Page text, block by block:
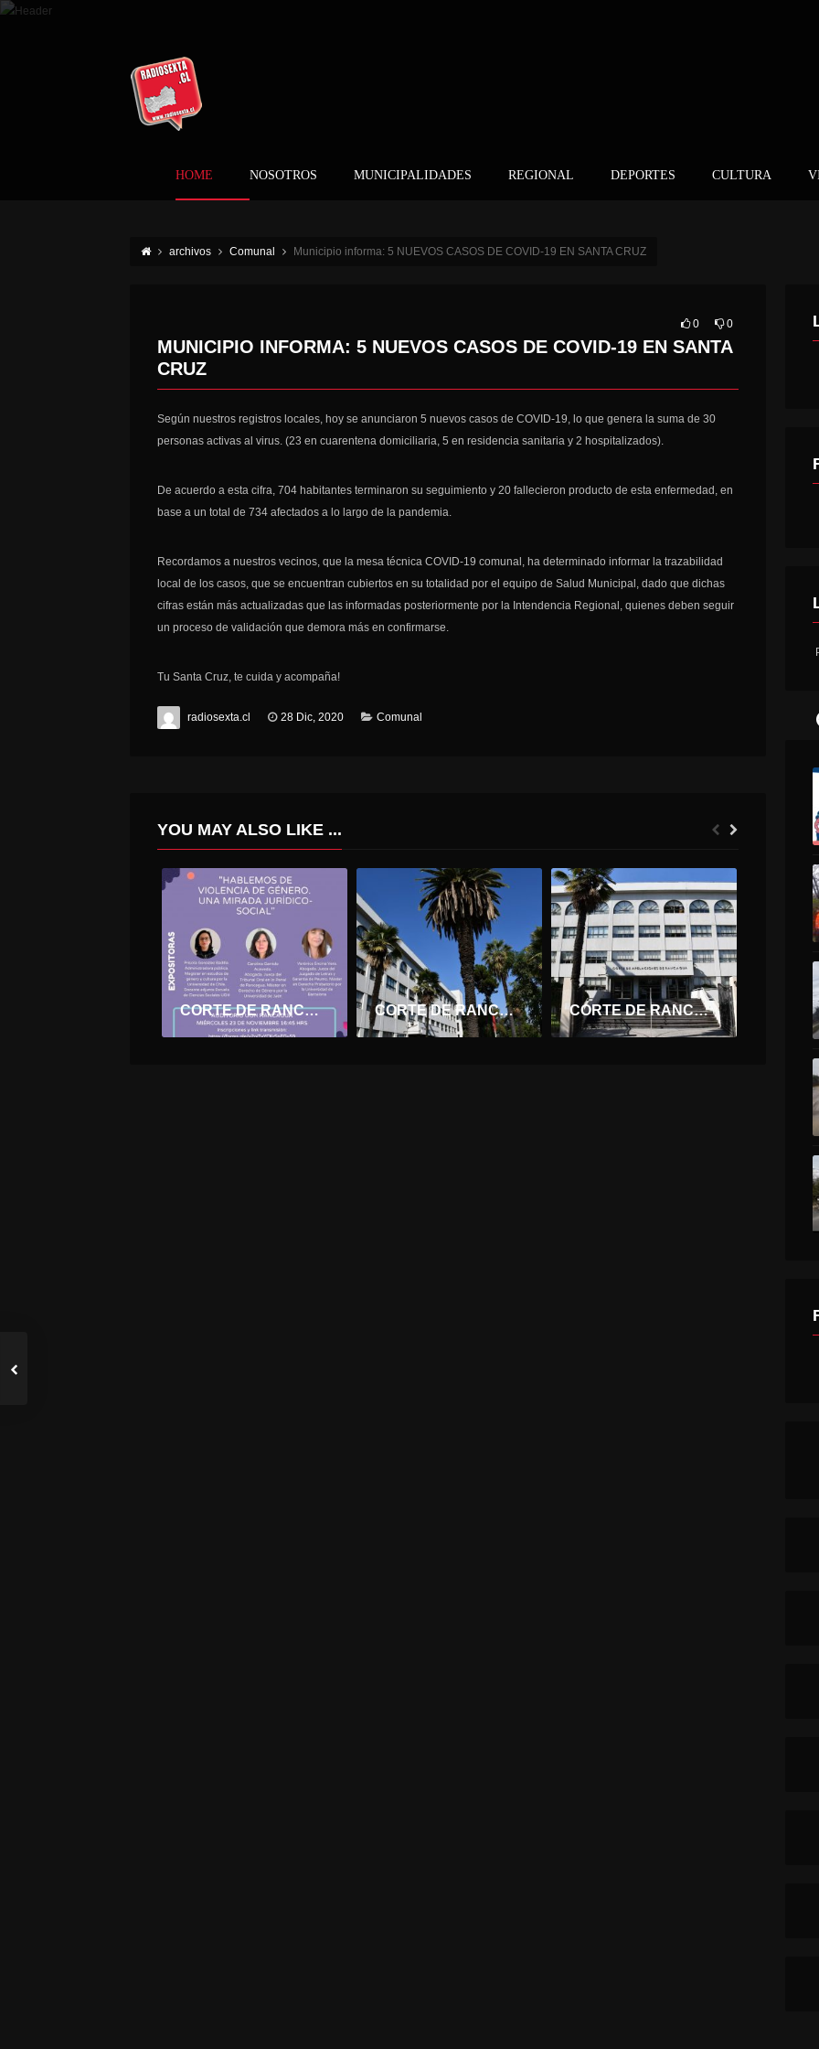
HOME NOSOTROS MUNICIPALIDADES REGIONAL DEPORTES CULTURA
archivos Comunal Municipio informa: 5 NUEVOS CASOS DE COVID-19 EN SANTA CRUZ
0 0
MUNICIPIO INFORMA: 5 NUEVOS CASOS DE COVID-19 EN SANTA
CRUZ
Según nuestros registros locales, hoy se anunciaron 5 nuevos casos de COVID-19, lo que genera la suma de 30
personas activas al virus. (23 en cuarentena domiciliaria, 5 en residencia sanitaria y 2 hospitalizados).
De acuerdo a esta cifra, 704 habitantes terminaron su seguimiento y 20 fallecieron producto de esta enfermedad, en
base a un total de 734 afectados a lo largo de la pandemia.
Recordamos a nuestros vecinos, que la mesa técnica COVID-19 comunal, ha determinado informar la trazabilidad
local de los casos, que se encuentran cubiertos en su totalidad por el equipo de Salud Municipal, dado que dichas
cifras están más actualizadas que las informadas posteriormente por la Intendencia Regional, quienes deben seguir
un proceso de validación que demora más en confirmarse.
Tu Santa Cruz, te cuida y acompaña!
radiosexta.cl 28 Dic, 2020 Comunal
YOU MAY ALSO LIKE ...
CORTE DE RANCAGUA, UNIVERSIDAD DE O’HIGGINS Y ASOCIACIÓN DE MAGISTRADOS INVITAN A SEMINARIO SOBRE VIOLENCIA DE GÉNERO CORTE DE RANCAGUA RECHAZA PRESCRIPCIÓN DE DEMANDA CONTRA SUPERMERCADO DE RENGO CORTE DE RANCAGUA ORDENÓ A CASINO INDEMNIZAR A PADRE Y HERMANOS DE TRABAJADOR FALLECIDO POR DISPAROS DE CLIENTE.